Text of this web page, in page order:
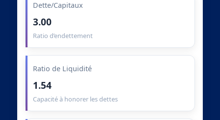
Dette/Capitaux
3.00
Ratio d’endettement
Ratio de Liquidité
1.54
Capacité à honorer les dettes